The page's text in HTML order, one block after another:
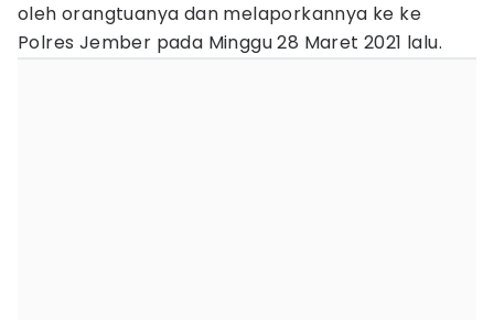
oleh orangtuanya dan melaporkannya ke ke
Polres Jember pada Minggu 28 Maret 2021 lalu.